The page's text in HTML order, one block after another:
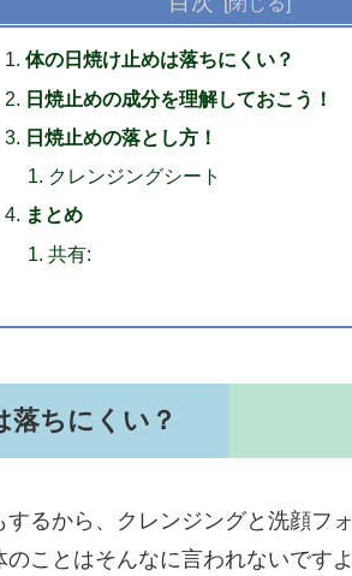
体の日焼け止めは落ちにくい？
日焼止めの成分を理解しておこう！
日焼止めの落とし方！
クレンジングシート
まとめ
共有:
落ちにくい？
るから、クレンジングと洗顔フ
ことはそんなに言われないですよ